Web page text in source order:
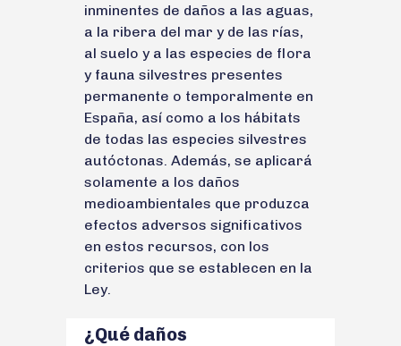
inminentes de daños a las aguas,
a la ribera del mar y de las rías,
al suelo y a las especies de flora
y fauna silvestres presentes
permanente o temporalmente en
España, así como a los hábitats
de todas las especies silvestres
autóctonas. Además, se aplicará
solamente a los daños
medioambientales que produzca
efectos adversos significativos
en estos recursos, con los
criterios que se establecen en la
Ley.
¿Qué daños